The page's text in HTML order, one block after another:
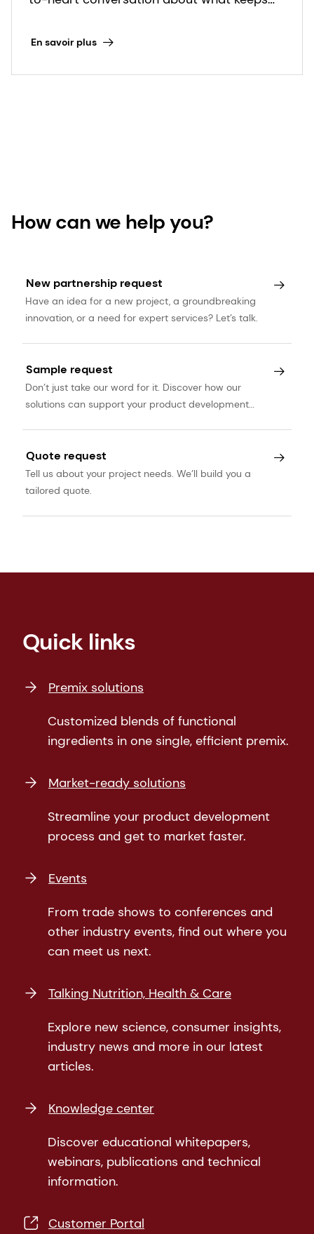
more in this special Heart Health Month
En savoir plus
How can we help you?
New partnership request
Have an idea for a new project, a groundbreaking
innovation, or a need for expert services? Let’s talk.
Sample request
Don’t just take our word for it. Discover how our
solutions can support your product development
Quote request
Tell us about your project needs. We’ll build you a
tailored quote.
Quick links
Premix solutions
Customized blends of functional
ingredients in one single, efficient premix.
Market-ready solutions
Streamline your product development
process and get to market faster.
Events
From trade shows to conferences and
other industry events, find out where you
can meet us next.
Talking Nutrition, Health & Care
Explore new science, consumer insights,
industry news and more in our latest
articles.
Knowledge center
Discover educational whitepapers,
webinars, publications and technical
information.
Customer Portal